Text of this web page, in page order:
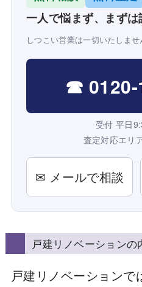
一人で悩まず、まず
しつこい営業は一切いたしませ
☎ 0120-
受付 平日
査定対応エリ
✉ メールで相談
戸建リノベーションの
戸建リノベーション